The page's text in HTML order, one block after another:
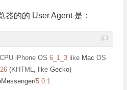
器的的 User Agent 是：
CPU iPhone OS 6_1_3 like Mac OS
(KHTML, like Gecko)
/5.0.1